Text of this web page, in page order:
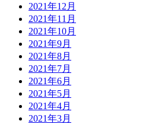
2021年12月
2021年11月
2021年10月
2021年9月
2021年8月
2021年7月
2021年6月
2021年5月
2021年4月
2021年3月